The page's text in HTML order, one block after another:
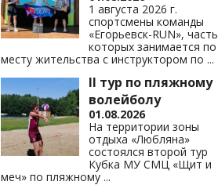
1 августа 2026 г.
спортсмены команды
«Егорьевск-RUN», часть
которых занимается по
месту жительства с инструктором по ...
II тур по пляжному
волейболу
01.08.2026
На территории зоны
отдыха «Любляна»
состоялся второй тур
Кубка МУ СМЦ «Щит и
меч» по пляжному ...